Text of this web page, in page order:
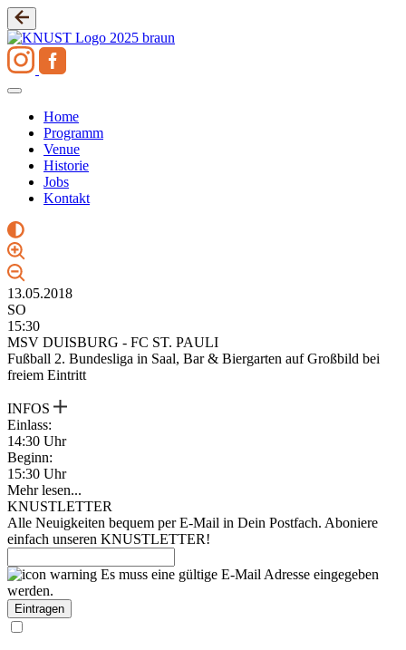
Zum
Inhalt
springen
Home
Programm
Venue
Historie
Jobs
Kontakt
13.05.2018
SO
15:30
MSV DUISBURG - FC ST. PAULI
Fußball 2. Bundesliga in Saal, Bar & Biergarten auf Großbild bei
freiem Eintritt
INFOS
Einlass:
14:30 Uhr
Beginn:
15:30 Uhr
Mehr lesen...
KNUSTLETTER
Alle Neuigkeiten bequem per E-Mail in Dein Postfach. Aboniere
einfach unseren KNUSTLETTER!
Es muss eine gültige E-Mail Adresse eingegeben
werden.